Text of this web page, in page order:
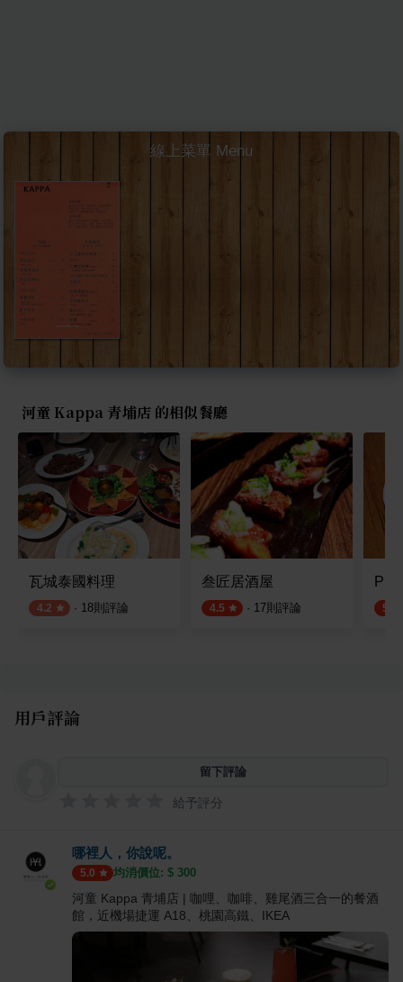
線上菜單 Menu
河童 Kappa 青埔店 的相似餐廳
瓦城泰國料理
4.2 · 18則評論
叁匠居酒屋
4.5 · 17則評論 5.0
用戶評論
留下評論
給予評分
哪裡人，你說呢。
5.0 均消價位: $ 300
河童 Kappa 青埔店 | 咖哩、咖啡、雞尾酒三合一的餐酒
館，近機場捷運 A18、桃園高鐵、IKEA